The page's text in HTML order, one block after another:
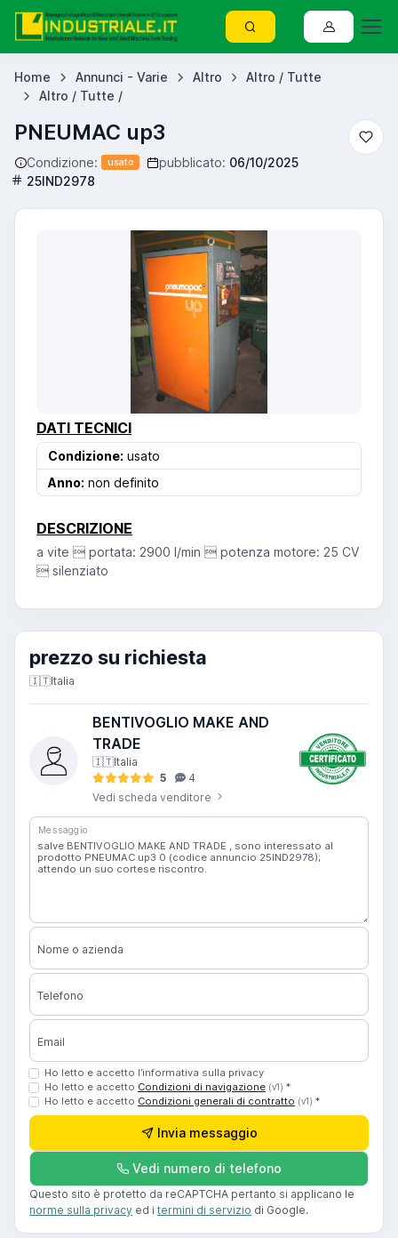
Home Annunci - Varie Altro
Altro / Tutte
Altro / Tutte /
PNEUMAC up3
Condizione: usato pubblicato: 06/10/2025
25IND2978
DATI TECNICI
Condizione: usato
Anno: non definito
DESCRIZIONE
a vite  portata: 2900 l/min  potenza motore: 25 CV
 silenziato
prezzo su richiesta
🇮🇹Italia
BENTIVOGLIO MAKE AND
TRADE
🇮🇹Italia
5
4
Vedi scheda venditore
Messaggio
Nome o azienda
Telefono
Email
Ho letto e accetto l’informativa sulla privacy
Ho letto e accetto Condizioni di navigazione (v1) *
Ho letto e accetto Condizioni generali di contratto (v1) *
Invia messaggio
Vedi numero di telefono
Questo sito è protetto da reCAPTCHA pertanto si applicano le
norme sulla privacy ed i termini di servizio di Google.